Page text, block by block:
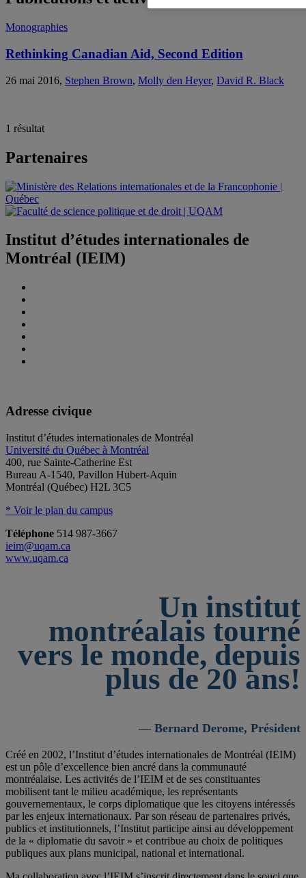
Monographies
Rethinking Canadian Aid, Second Edition
26 mai 2016, Stephen Brown, Molly den Heyer, David R. Black
1 résultat
Partenaires
Institut d’études internationales de
Montréal (IEIM)
Adresse civique
Institut d’études internationales de Montréal
Université du Québec à Montréal
400, rue Sainte-Catherine Est
Bureau A-1540, Pavillon Hubert-Aquin
Montréal (Québec) H2L 3C5
* Voir le plan du campus
Téléphone 514 987-3667
ieim@uqam.ca
www.uqam.ca
Un institut
montréalais tourné
vers le monde, depuis
plus de 20 ans!
— Bernard Derome, Président
Créé en 2002, l’Institut d’études internationales de Montréal (IEIM)
est un pôle d’excellence bien ancré dans la communauté
montréalaise. Les activités de l’IEIM et de ses constituantes
mobilisent tant le milieu académique, les représentants
gouvernementaux, le corps diplomatique que les citoyens intéressés
par les enjeux internationaux. Par son réseau de partenaires privés,
publics et institutionnels, l’Institut participe ainsi au développement
de la « diplomatie du savoir » et contribue au choix de politiques
publiques aux plans municipal, national et international.